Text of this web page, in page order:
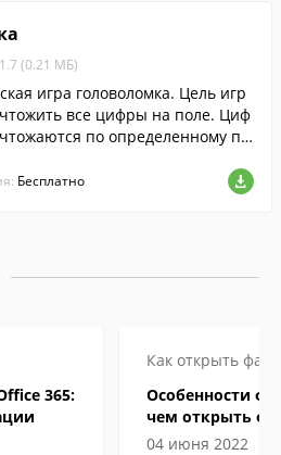
(0.21 МБ)
игра головоломка. Цель игр
все цифры на поле. Циф
по определенному пр
Бесплатно
365:
Как открыть файл
Особенности
чем открыть
электронной
04 июня 2022